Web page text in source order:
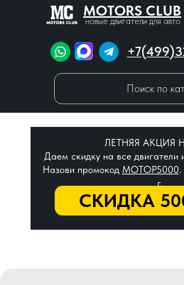
MOTORS CLUB
новые двигатели для авто
Поиск по
СКИДКА
ЛЕТНЯЯ АКЦИЯ
Даем скидку на все двигатели
Назови промокод МОТОР5000.
г.